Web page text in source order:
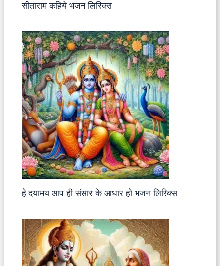
सीताराम कहिये भजन लिरिक्स
हे दयामय आप ही संसार के आधार हो भजन लिरिक्स